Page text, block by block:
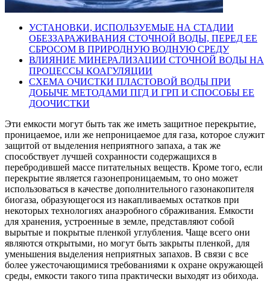
УСТАНОВКИ, ИСПОЛЬЗУЕМЫЕ НА СТАДИИ
ОБЕЗЗАРАЖИВАНИЯ СТОЧНОЙ ВОДЫ, ПЕРЕД ЕЕ
СБРОСОМ В ПРИРОДНУЮ ВОДНУЮ СРЕДУ
ВЛИЯНИЕ МИНЕРАЛИЗАЦИИ СТОЧНОЙ ВОДЫ НА
ПРОЦЕССЫ КОАГУЛЯЦИИ
СХЕМА ОЧИСТКИ ПЛАСТОВОЙ ВОДЫ ПРИ
ДОБЫЧЕ МЕТОДАМИ ПГД И ГРП И СПОСОБЫ ЕЕ
ДООЧИСТКИ
Эти емкости могут быть так же иметь защитное перекрытие,
проницаемое, или же непроницаемое для газа, которое служит
защитой от выделения неприятного запаха, а так же
способствует лучшей сохранности содержащихся в
перебродившей массе питательных веществ. Кроме того, если
перекрытие является газонепроницаемым, то оно может
использоваться в качестве дополнительного газонакопителя
биогаза, образующегося из накапливаемых остатков при
некоторых технологиях анаэробного сбраживания. Емкости
для хранения, устроенные в земле, представляют собой
вырытые и покрытые пленкой углубления. Чаще всего они
являются открытыми, но могут быть закрыты пленкой, для
уменьшения выделения неприятных запахов. В связи с все
более ужесточающимися требованиями к охране окружающей
среды, емкости такого типа практически выходят из обихода.